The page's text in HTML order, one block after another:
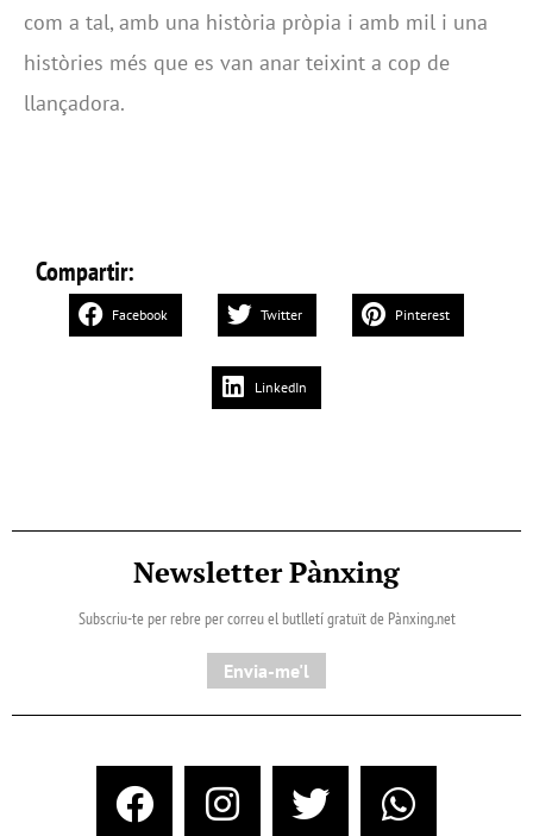
com a tal, amb una història pròpia i amb mil i una
històries més que es van anar teixint a cop de
llançadora.
Compartir:
Facebook Twitter Pinterest
LinkedIn
Newsletter Pànxing
Subscriu-te per rebre per correu el butlletí gratuït de Pànxing.net​
Envia-me'l